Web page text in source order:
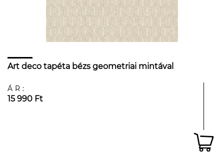
Art deco tapéta bézs geometriai mintával
ÁR:
15 990 Ft